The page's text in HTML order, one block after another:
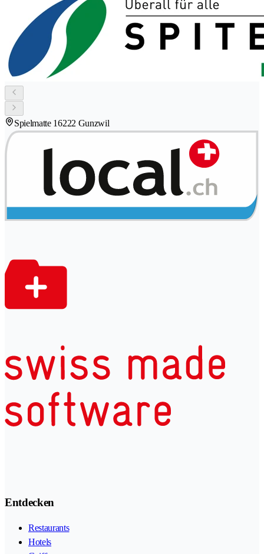
Spielmatte 16222 Gunzwil
Entdecken
Restaurants
Hotels